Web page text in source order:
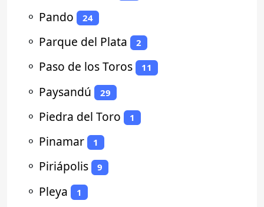
⚬ Pando 24
⚬ Parque del Plata 2
⚬ Paso de los Toros 11
⚬ Paysandú 29
⚬ Piedra del Toro 1
⚬ Pinamar 1
⚬ Piriápolis 9
⚬ Pleya 1